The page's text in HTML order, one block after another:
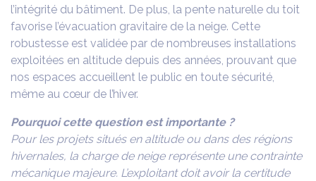
l’intégrité du bâtiment. De plus, la pente naturelle du toit
favorise l’évacuation gravitaire de la neige. Cette
robustesse est validée par de nombreuses installations
exploitées en altitude depuis des années, prouvant que
nos espaces accueillent le public en toute sécurité,
même au cœur de l’hiver.
Pourquoi cette question est importante ?
Pour les projets situés en altitude ou dans des régions
hivernales, la charge de neige représente une contrainte
mécanique majeure. L’exploitant doit avoir la certitude